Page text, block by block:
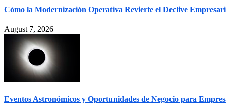
Cómo la Modernización Operativa Revierte el Declive
August 7, 2026
Eventos Astronómicos y Oportunidades de Negocio para